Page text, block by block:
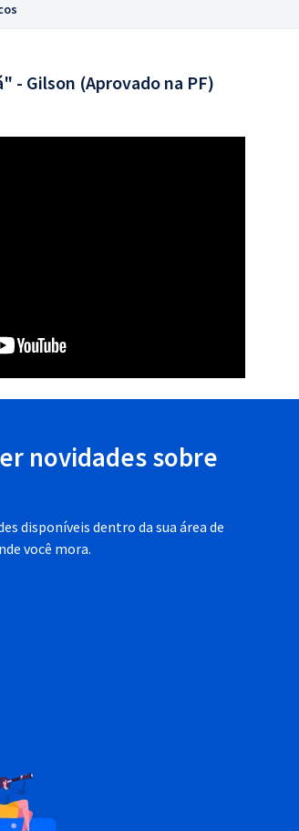
- Gilson (Aprovado na PF)
novidades sobre
disponíveis dentro da sua área de
você mora.